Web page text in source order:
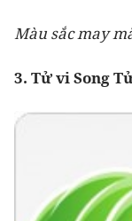
Màu sắc may
3. Tử vi Song